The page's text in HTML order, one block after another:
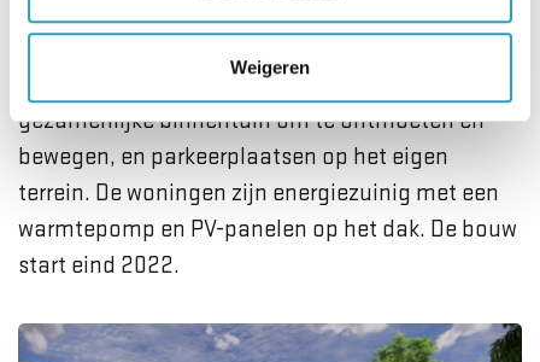
Weigeren
Park Leeuwesteyn. Het complex krijgt een
gezamenlijke binnentuin om te ontmoeten en
bewegen, en parkeerplaatsen op het eigen
terrein. De woningen zijn energiezuinig met een
warmtepomp en PV-panelen op het dak. De bouw
start eind 2022.